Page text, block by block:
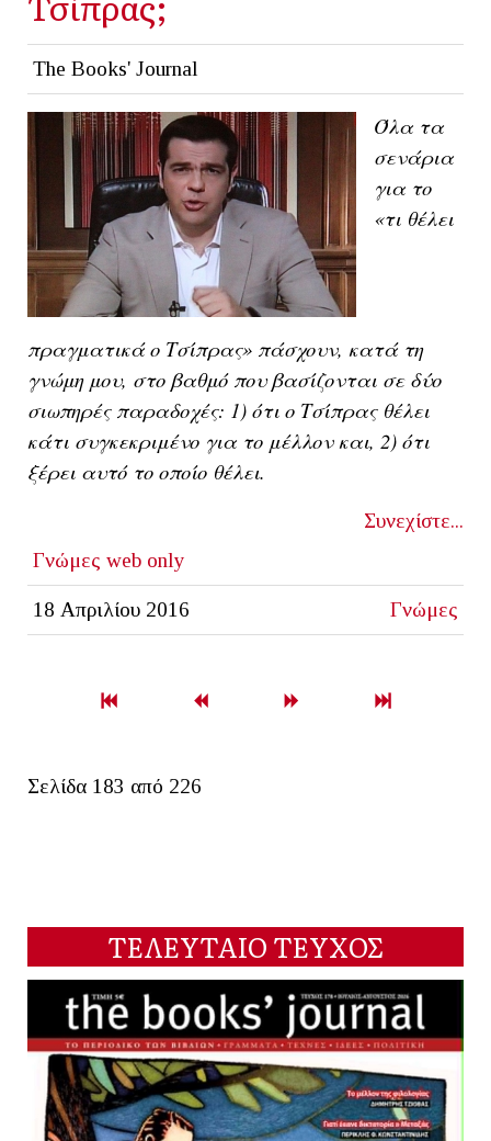
The Books' Journal
Όλα τα
σενάρια
για το
«τι θέλει
πραγματικά ο Τσίπρας» πάσχουν, κατά τη
γνώμη μου, στο βαθμό που βασίζονται σε δύο
σιωπηρές παραδοχές: 1) ότι ο Τσίπρας θέλει
κάτι συγκεκριμένο για το μέλλον και, 2) ότι
ξέρει αυτό το οποίο θέλει.
Συνεχίστε...
Γνώμες web only
18 Απριλίου 2016 Γνώμες
Σελίδα 183 από 226
ΤΕΛΕΥΤΑΙΟ ΤΕΥΧΟΣ